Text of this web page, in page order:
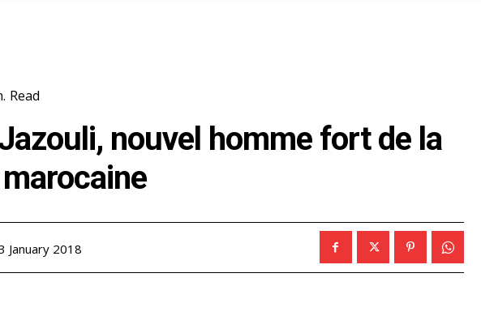
Read
nouvel homme fort de la
January 2018